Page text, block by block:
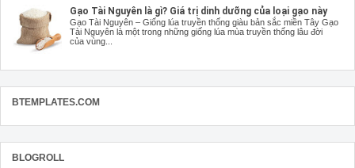
Gạo Tài Nguyên là gì? Giá trị dinh dưỡng của loại gạo này
Gạo Tài Nguyên – Giống lúa truyền thống giàu bản sắc miền Tây Gạo
Tài Nguyên là một trong những giống lúa mùa truyền thống lâu đời
của vùng...
BTEMPLATES.COM
BLOGROLL